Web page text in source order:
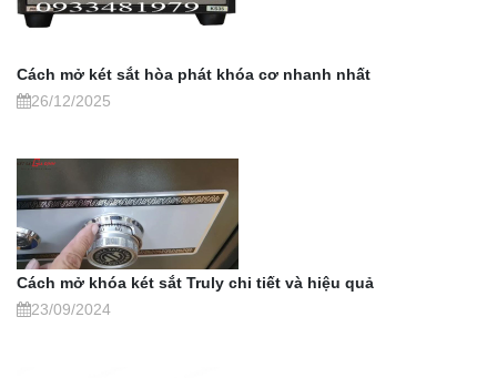
Cách mở két sắt hòa phát khóa cơ nhanh nhất
26/12/2025
Cách mở khóa két sắt Truly chi tiết và hiệu quả
23/09/2024